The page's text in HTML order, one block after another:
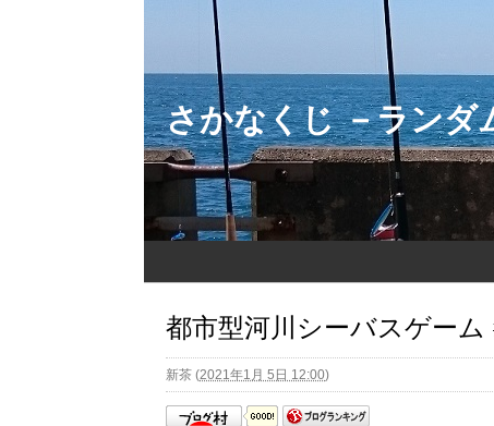
さかなくじ －ランダ
都市型河川シーバスゲーム
新茶 (2021年1月 5日 12:00)